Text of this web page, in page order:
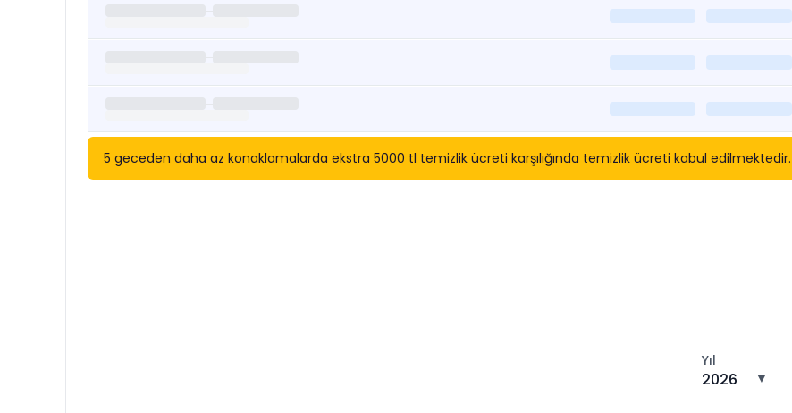
5 geceden daha az konaklamalarda ekstra 5000 tl temizlik ücreti karşılığında temizlik ücreti kabul edilmektedir.
Yıl
2026 ▼